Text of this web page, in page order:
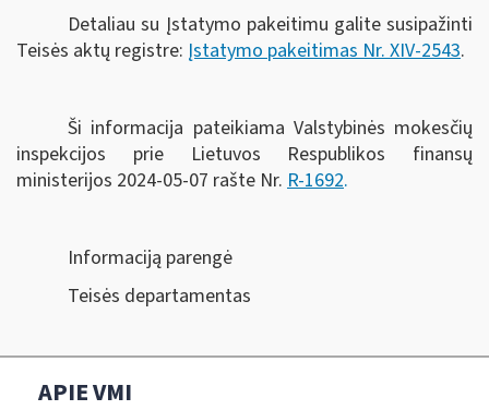
Detaliau su Įstatymo pakeitimu galite susipažinti
Teisės aktų registre: Įstatymo pakeitimas Nr. XIV-2543.
Ši informacija pateikiama Valstybinės mokesčių
inspekcijos prie Lietuvos Respublikos finansų
ministerijos 2024-05-07 rašte Nr. R-1692.
Informaciją parengė
Teisės departamentas
APIE VMI